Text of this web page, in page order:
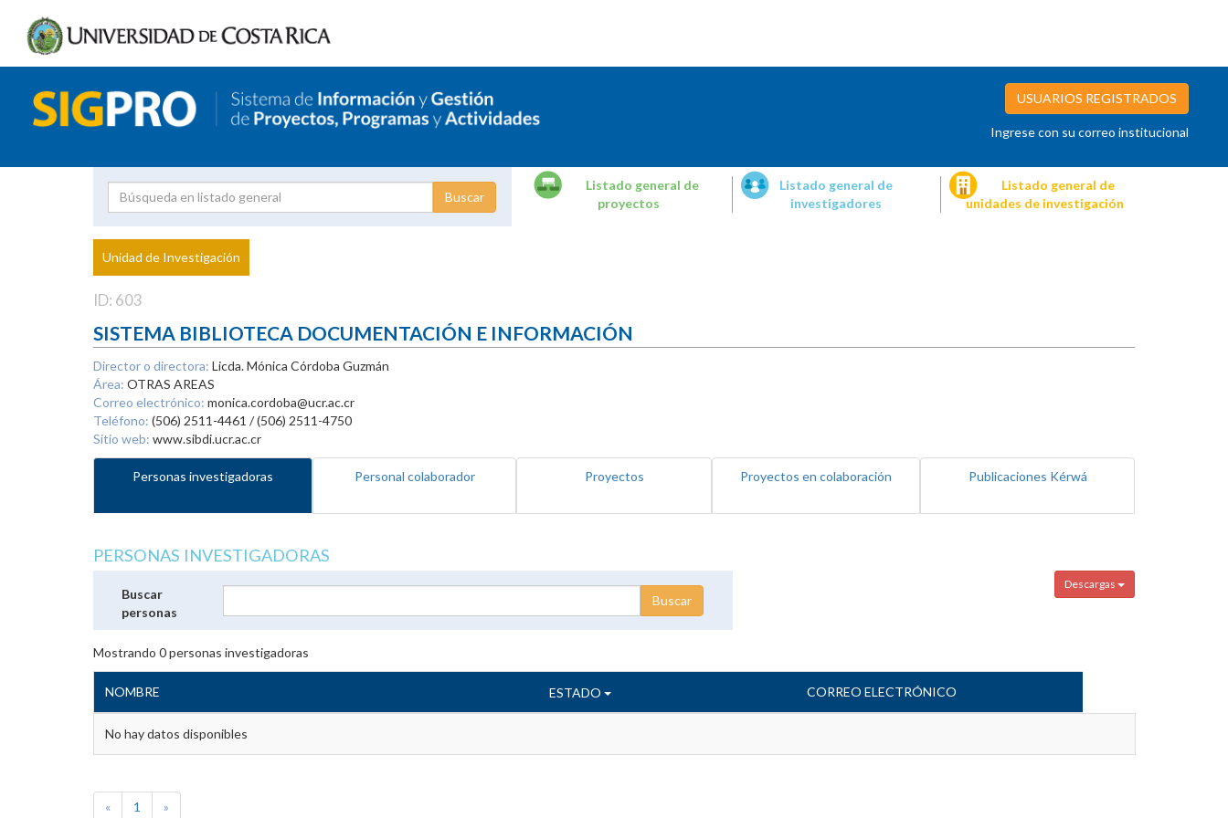
USUARIOS REGISTRADOS
Ingrese con su correo institucional
Proyecto
Investigador
Listado general de
proyectos
Listado general de
investigadores
Listado general de
unidades de investigación
Unidad de Investigación
ID: 603
SISTEMA BIBLIOTECA DOCUMENTACIÓN E INFORMACIÓN
Director o directora: Licda. Mónica Córdoba Guzmán
Área: OTRAS AREAS
Correo electrónico: monica.cordoba@ucr.ac.cr
Teléfono: (506) 2511-4461 / (506) 2511-4750
Sitio web: www.sibdi.ucr.ac.cr
Personas investigadoras Personal colaborador Proyectos Proyectos en colaboración Publicaciones Kérwá
PERSONAS INVESTIGADORAS
Descargas
Buscar
personas
Mostrando 0personas investigadoras
NOMBRE ESTADO CORREO ELECTRÓNICO
No hay datos disponibles
« 1 »